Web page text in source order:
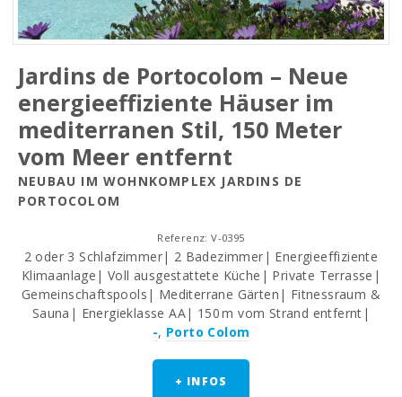
Jardins de Portocolom – Neue
energieeffiziente Häuser im
mediterranen Stil, 150 Meter
vom Meer entfernt
NEUBAU IM WOHNKOMPLEX JARDINS DE
PORTOCOLOM
Referenz: V-0395
2 oder 3 Schlafzimmer| 2 Badezimmer| Energieeffiziente
Klimaanlage| Voll ausgestattete Küche| Private Terrasse|
Gemeinschaftspools| Mediterrane Gärten| Fitnessraum &
Sauna| Energieklasse AA| 150 m vom Strand entfernt|
-, Porto Colom
+ INFOS